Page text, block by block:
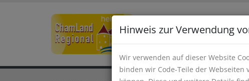
Hinweis zur Verwendung
Wir verwenden auf dieser Website
binden wir Code-Teile der Webseiten